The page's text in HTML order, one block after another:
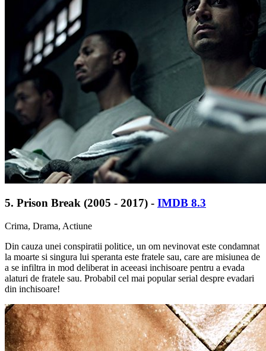
5. Prison Break (2005 - 2017) - IMDB 8.3
Crima, Drama, Actiune
Din cauza unei conspiratii politice, un om nevinovat este condamnat
la moarte si singura lui speranta este fratele sau, care are misiunea de
a se infiltra in mod deliberat in aceeasi inchisoare pentru a evada
alaturi de fratele sau. Probabil cel mai popular serial despre evadari
din inchisoare!